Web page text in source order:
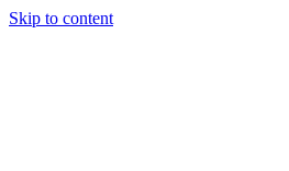
Skip to content